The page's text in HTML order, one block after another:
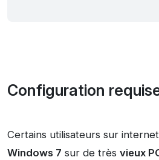
Configuration
Certains utilisateurs sur
Windows 7 sur de très vieux